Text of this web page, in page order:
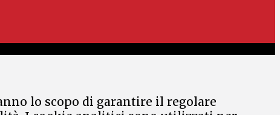
lo scopo di garantire il regolare